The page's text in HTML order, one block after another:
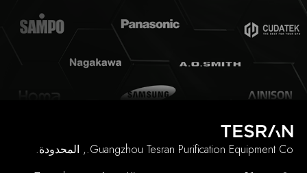
Guangzhou Tesran Purification Equipment Co., المحدودة.